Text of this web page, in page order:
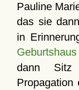
Pauline
das sie
in
dann
Propagation